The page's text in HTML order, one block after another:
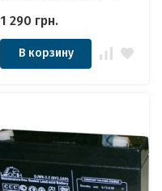
1 290 грн.
В корзину